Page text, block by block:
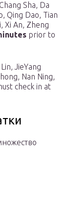
Sha, Da
Qing Dao, Tian
Xi An, Zheng
prior to
JieYang
Nan Ning,
check in at